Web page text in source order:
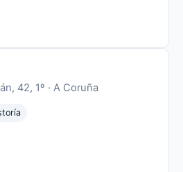
42, 1º · A Coruña